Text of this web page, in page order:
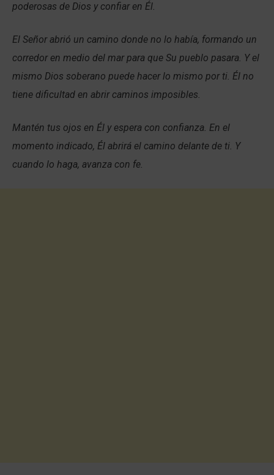
poderosas de Dios y confiar en Él.
El Señor abrió un camino donde no lo había, formando un
corredor en medio del mar para que Su pueblo pasara. Y el
mismo Dios soberano puede hacer lo mismo por ti. Él no
tiene dificultad en abrir caminos imposibles.
Mantén tus ojos en Él y espera con confianza. En el
momento indicado, Él abrirá el camino delante de ti. Y
cuando lo haga, avanza con fe.